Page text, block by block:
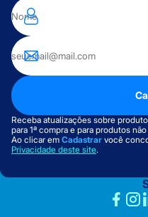
Receba atualizações sobre
para 1ª compra e para produtos
Ao clicar em Cadastrar você
Privacidade deste site.